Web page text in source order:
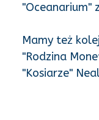
"Oceanarium"
Mamy też
"Rodzina
"Kosiarze"